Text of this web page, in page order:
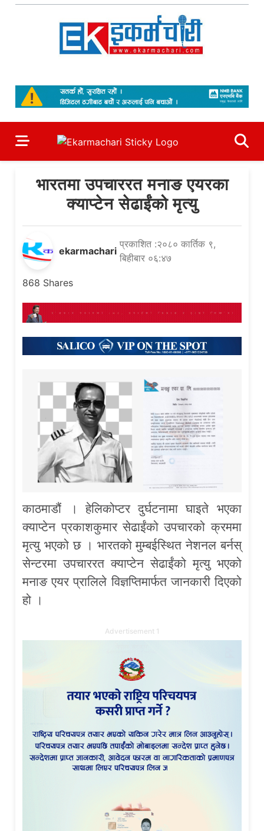
Skip
भारतमा उपचाररत मनाङ एयरका
क्याप्टेन सेढाईंको मृत्यु
ekarmachari
प्रकाशित :२०८० कार्तिक ९,
बिहीबार ०६:४७
868 Shares
काठमाडौं । हेलिकोप्टर दुर्घटनामा घाइते भएका
क्याप्टेन प्रकाशकुमार सेढाईंको उपचारको क्रममा
मृत्यु भएको छ । भारतको मुम्बईस्थित नेशनल बर्नस्
सेन्टरमा उपचाररत क्याप्टेन सेढाईंको मृत्यु भएको
मनाङ एयर प्रालिले विज्ञप्तिमार्फत जानकारी दिएको
हो ।
Advertisement 1